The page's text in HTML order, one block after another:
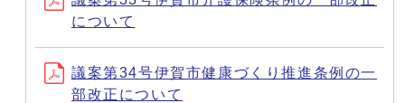
について
議案第34号伊賀市健康づくり推進条例の一
部改正について